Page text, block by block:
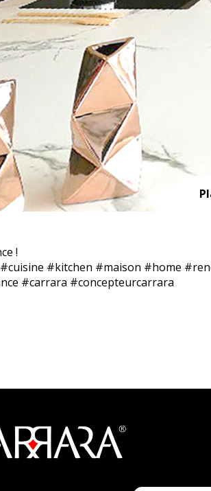
!
#kitchen #maison #home
#carrara #concepteurcarrara